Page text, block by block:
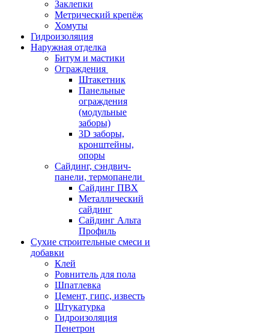
Заклепки
Метрический крепёж
Хомуты
Гидроизоляция
Наружная отделка
Битум и мастики
Ограждения
Штакетник
Панельные
ограждения
(модульные
заборы)
3D заборы,
кронштейны,
опоры
Cайдинг, сэндвич-
панели, термопанели
Сайдинг ПВХ
Металлический
сайдинг
Сайдинг Альта
Профиль
Сухие строительные смеси и
добавки
Клей
Ровнитель для пола
Шпатлевка
Цемент, гипс, известь
Штукатурка
Гидроизоляция
Пенетрон